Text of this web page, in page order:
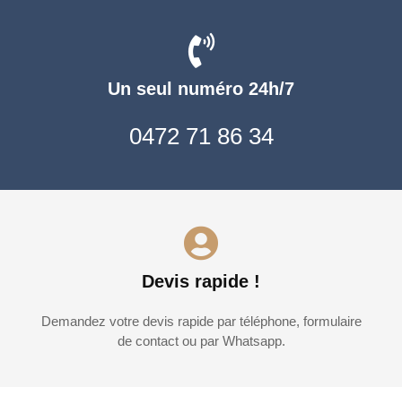
Un seul numéro 24h/7
0472 71 86 34
Devis rapide !
Demandez votre devis rapide par téléphone, formulaire
de contact ou par Whatsapp.